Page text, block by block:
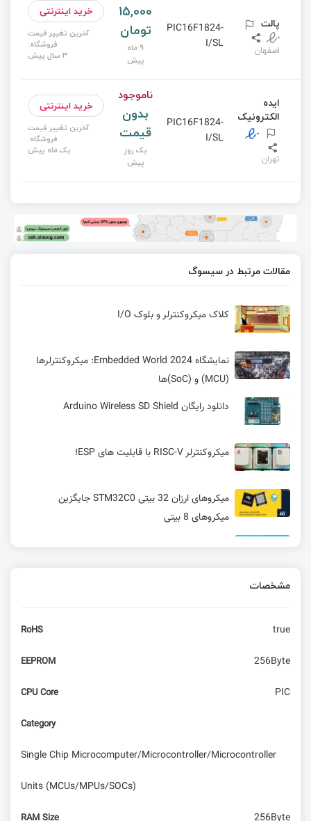
پالت
اصفهان
PIC16F1824-
I/SL
15,000
تومان
9 ماه
پیش
خرید اینترنتی
آخرین تغییر قیمت
فروشگاه:
3 سال پیش
ایده
الکترونیک
تهران
PIC16F1824-
I/SL
ناموجود
بدون
قیمت
یک روز
پیش
خرید اینترنتی
آخرین تغییر قیمت
فروشگاه:
یک ماه پیش
مقالات مرتبط در سیسوگ
کلاک میکروکنترلر و بلوک I/O
نمایشگاه Embedded World 2024: میکروکنترلرها
(MCU) و (SoC)ها
دانلود رایگان Arduino Wireless SD Shield
میکروکنترلر RISC-V با قابلیت های ESP!
میکروهای ارزان 32 بیتی STM32C0 جایگزین
میکروهای 8 بیتی
انواع رگولاتور | قسمت دوم آشنایی با رگولاتور ها
مشخصات
RoHS true
EEPROM 256Byte
CPU Core PIC
Category
Single Chip Microcomputer/Microcontroller/Microcontroller
Units (MCUs/MPUs/SOCs)
RAM Size